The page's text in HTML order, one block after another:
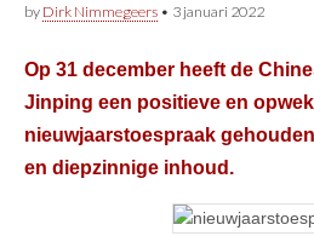
by Dirk Nimmegeers • 3 januari 2022
Op 31 december heeft de
Jinping een positieve en
nieuwjaarstoespraak
en diepzinnige inhoud.